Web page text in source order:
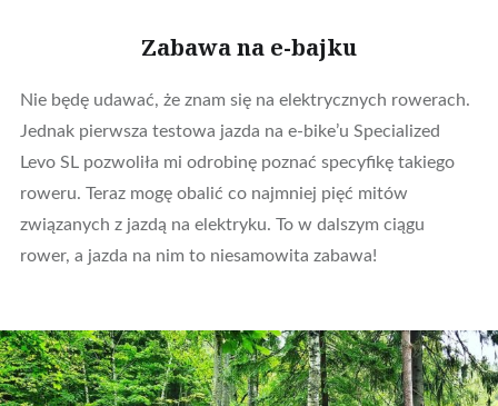
Zabawa na e-bajku
Nie będę udawać, że znam się na elektrycznych rowerach.
Jednak pierwsza testowa jazda na e-bike’u Specialized
Levo SL pozwoliła mi odrobinę poznać specyfikę takiego
roweru. Teraz mogę obalić co najmniej pięć mitów
związanych z jazdą na elektryku. To w dalszym ciągu
rower, a jazda na nim to niesamowita zabawa!